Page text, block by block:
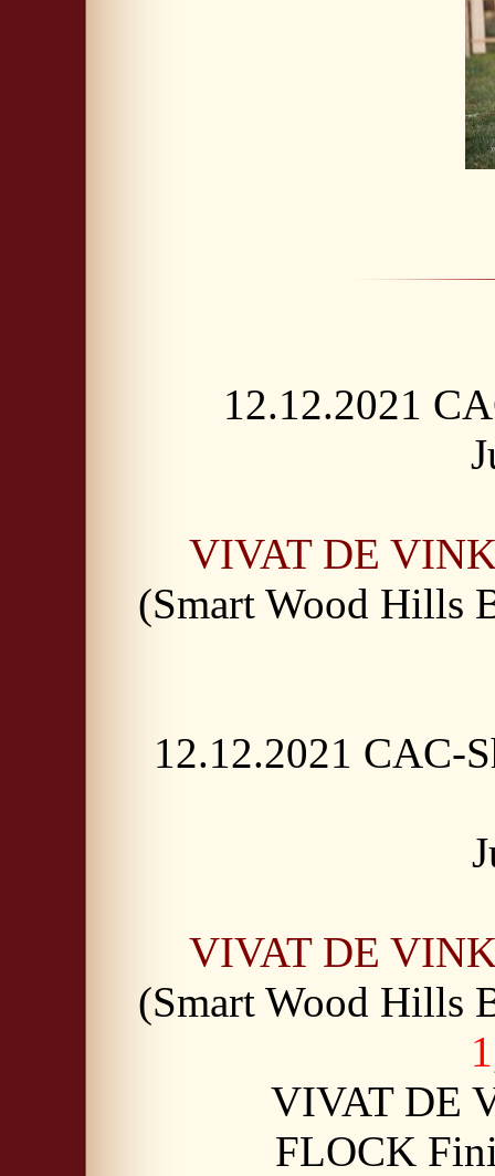
12.12.2021
VIVAT DE
(Smart Wood Hills
12.12.2021 CAC-
VIVAT DE
(Smart Wood Hills
VIVAT DE
FLOCK